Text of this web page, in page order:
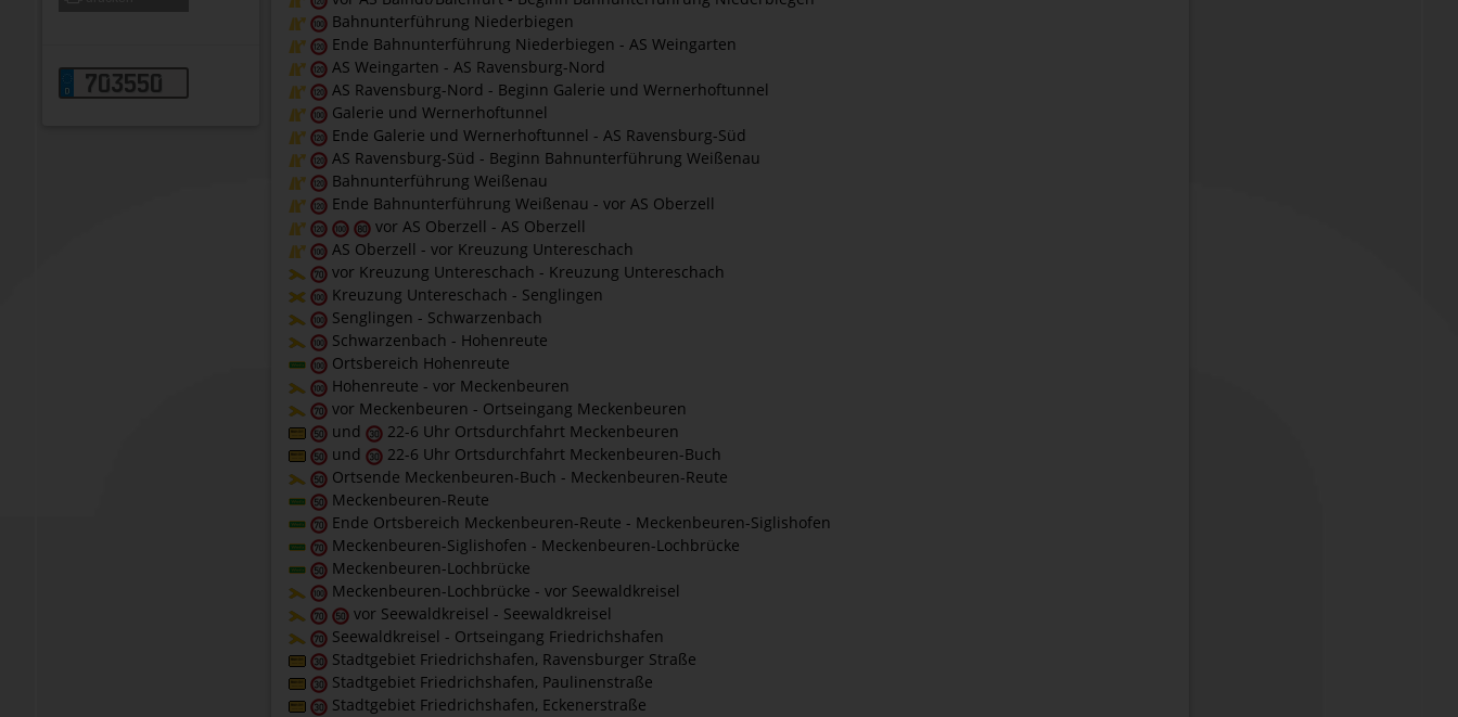
703550
Bahnunterführung Niederbiegen
Ende Bahnunterführung Niederbiegen - AS Weingarten
AS Weingarten - AS Ravensburg-Nord
AS Ravensburg-Nord - Beginn Galerie und Wernerhoftunnel
Galerie und Wernerhoftunnel
Ende Galerie und Wernerhoftunnel - AS Ravensburg-Süd
AS Ravensburg-Süd - Beginn Bahnunterführung Weißenau
Bahnunterführung Weißenau
Ende Bahnunterführung Weißenau - vor AS Oberzell
vor AS Oberzell - AS Oberzell
AS Oberzell - vor Kreuzung Untereschach
vor Kreuzung Untereschach - Kreuzung Untereschach
Kreuzung Untereschach - Senglingen
Senglingen - Schwarzenbach
Schwarzenbach - Hohenreute
Ortsbereich Hohenreute
Hohenreute - vor Meckenbeuren
vor Meckenbeuren - Ortseingang Meckenbeuren
und
22-6 Uhr Ortsdurchfahrt Meckenbeuren
und
22-6 Uhr Ortsdurchfahrt Meckenbeuren-Buch
Ortsende Meckenbeuren-Buch - Meckenbeuren-Reute
Meckenbeuren-Reute
Ende Ortsbereich Meckenbeuren-Reute - Meckenbeuren-Siglishofen
Meckenbeuren-Siglishofen - Meckenbeuren-Lochbrücke
Meckenbeuren-Lochbrücke
Meckenbeuren-Lochbrücke - vor Seewaldkreisel
vor Seewaldkreisel - Seewaldkreisel
Seewaldkreisel - Ortseingang Friedrichshafen
Stadtgebiet Friedrichshafen, Ravensburger Straße
Stadtgebiet Friedrichshafen, Paulinenstraße
Stadtgebiet Friedrichshafen, Eckenerstraße